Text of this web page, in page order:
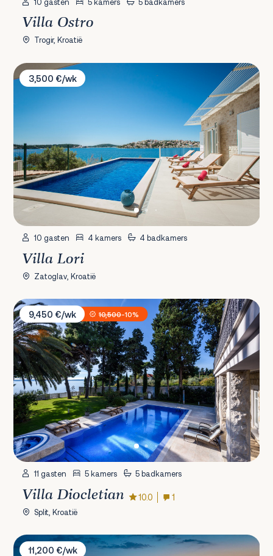
Villa Ostro
Trogir, Kroatië
Villa Lori
3,500 €/wk
10 gasten 4 kamers 4 badkamers
Villa Lori
Zatoglav, Kroatië
Villa Diocletian
9,450 €/wk
10,500-10%
11 gasten 5 kamers 5 badkamers
Villa Diocletian 10.0 1
Split, Kroatië
Villa L'orizzonte
11,200 €/wk